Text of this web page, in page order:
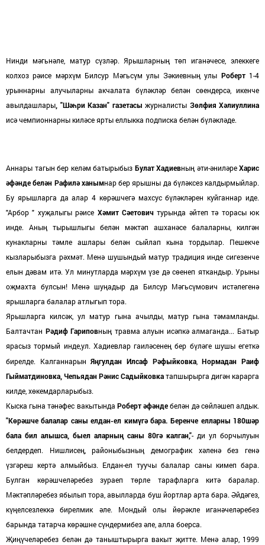
Нинди мәгьнәле, матур сүзләр. Ярышларның төп иганәчесе, элеккеге
колхоз рәисе мәрхүм Билсур Мәгьсүм улы Зәкиевның улы Роберт1-4
урыннарны алучыларны акчалата бүләкләр белән сөендерсә, икенче
авылдашлары, "Шәһри Казан" газетасы журналисты Зөлфия Хәлиуллина
исә чемпионнарны киләсе ярты еллыкка подписка белән бүләкләде.
Аннары тагын бер келәм батырыбыз Булат Хадиевның әти-әниләреХарис
әфәнде белән Рафилә ханымнар бер ярышны да бүләксез калдырмыйлар.
Бу ярышларга да алар 4 көрәшчегә махсус бүләкләрен куйганнар иде.
"Арбор " хуҗалыгы рәисе Хәмит Сәетович турында әйтеп тә торасы юк
инде. Аның тырышлыгы белән мәктәп ашханәсе балаларны, килгән
кунакларны тәмле ашлары белән сыйлап кына тордылар. Пешекче
кызларыбызга рәхмәт. Менә шушындый матур традиция инде сигезенче
елын дәвам итә. Ул минутларда мәрхүм үзе дә сөенеп яткандыр. Урыны
оҗмахта булсын! Менә шуңадыр да Билсур Мәгьсүмович истәлегенә
ярышларга балалар атлыгып тора.
Ярышларга килсәк, ул матур гына ачылды, матур гына тәмамланды.
Балтачтан Рәдиф Гариповның травма алуын исәпкә алмаганда... Батыр
ярасыз тормый инде,ул. Хадиевлар гаиләсенең бер бүләге шушы егеткә
бирелде. КалганнарынЯңгулдан Илсаф Рәфыйковка,Нормадан Раиф
Гыйматдиновка, Чепьядан Рәнис Садыйковкатапшырырга дигән карарга
килде, хөкемдарларыбыз.
Кыска гына тәнәфес вакытында Роберт әфәндебелән дә сөйләшеп алдык.
"Көрәшче балалар саны елдан-ел кимүгә бара. Беренче елларны 180шәр
бала бил алышса, быел аларның саны 80гә калган,"- ди ул борчылуын
белдердеп. Нишлисең, районыбызның демографик хәленә без генә
үзгәреш кертә алмыйбыз. Елдан-ел туучы балалар саны кимеп бара.
Булган көрәшчеләребез зураеп төрле тарафларга китә баралар.
Мәктәпләребез ябылып тора, авылларда буш йортлар арта бара. Әйдәгез,
күңелсезлеккә бирелмик әле. Мондый олы йөрәкле иганәчеләребез
барында татарча көрәшне сүндермибез әле, алла боерса.
Җиңүчеләребез белән дә таныштырырга вакыт җитте. Менә алар, 1999